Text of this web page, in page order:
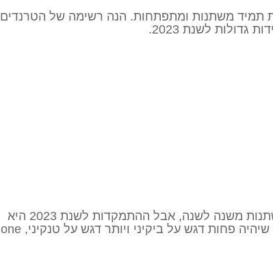
תמיד משתנות ומתפתחות. הנה רשימה של הטרנדים
גדולות לשנת 2023.
מגמות בגדי ים במידות גדולות משתנות משנה לשנה, אבל ההתמקדות לשנת 2023 היא
על מראה ספורטיבי יותר. זה אומר שיהיה פחות דגש על ביקיני ויותר דגש על טנקיני, one